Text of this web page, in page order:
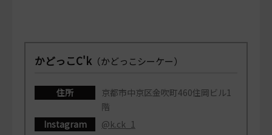
かどっこC'k（かどっこシーケー）
住所
京都市中京区金吹町460住岡ビル1
階
Instagram
@k.ck_1